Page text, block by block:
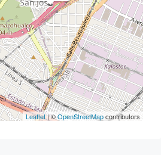
Leaflet| ©OpenStreetMapcontributors